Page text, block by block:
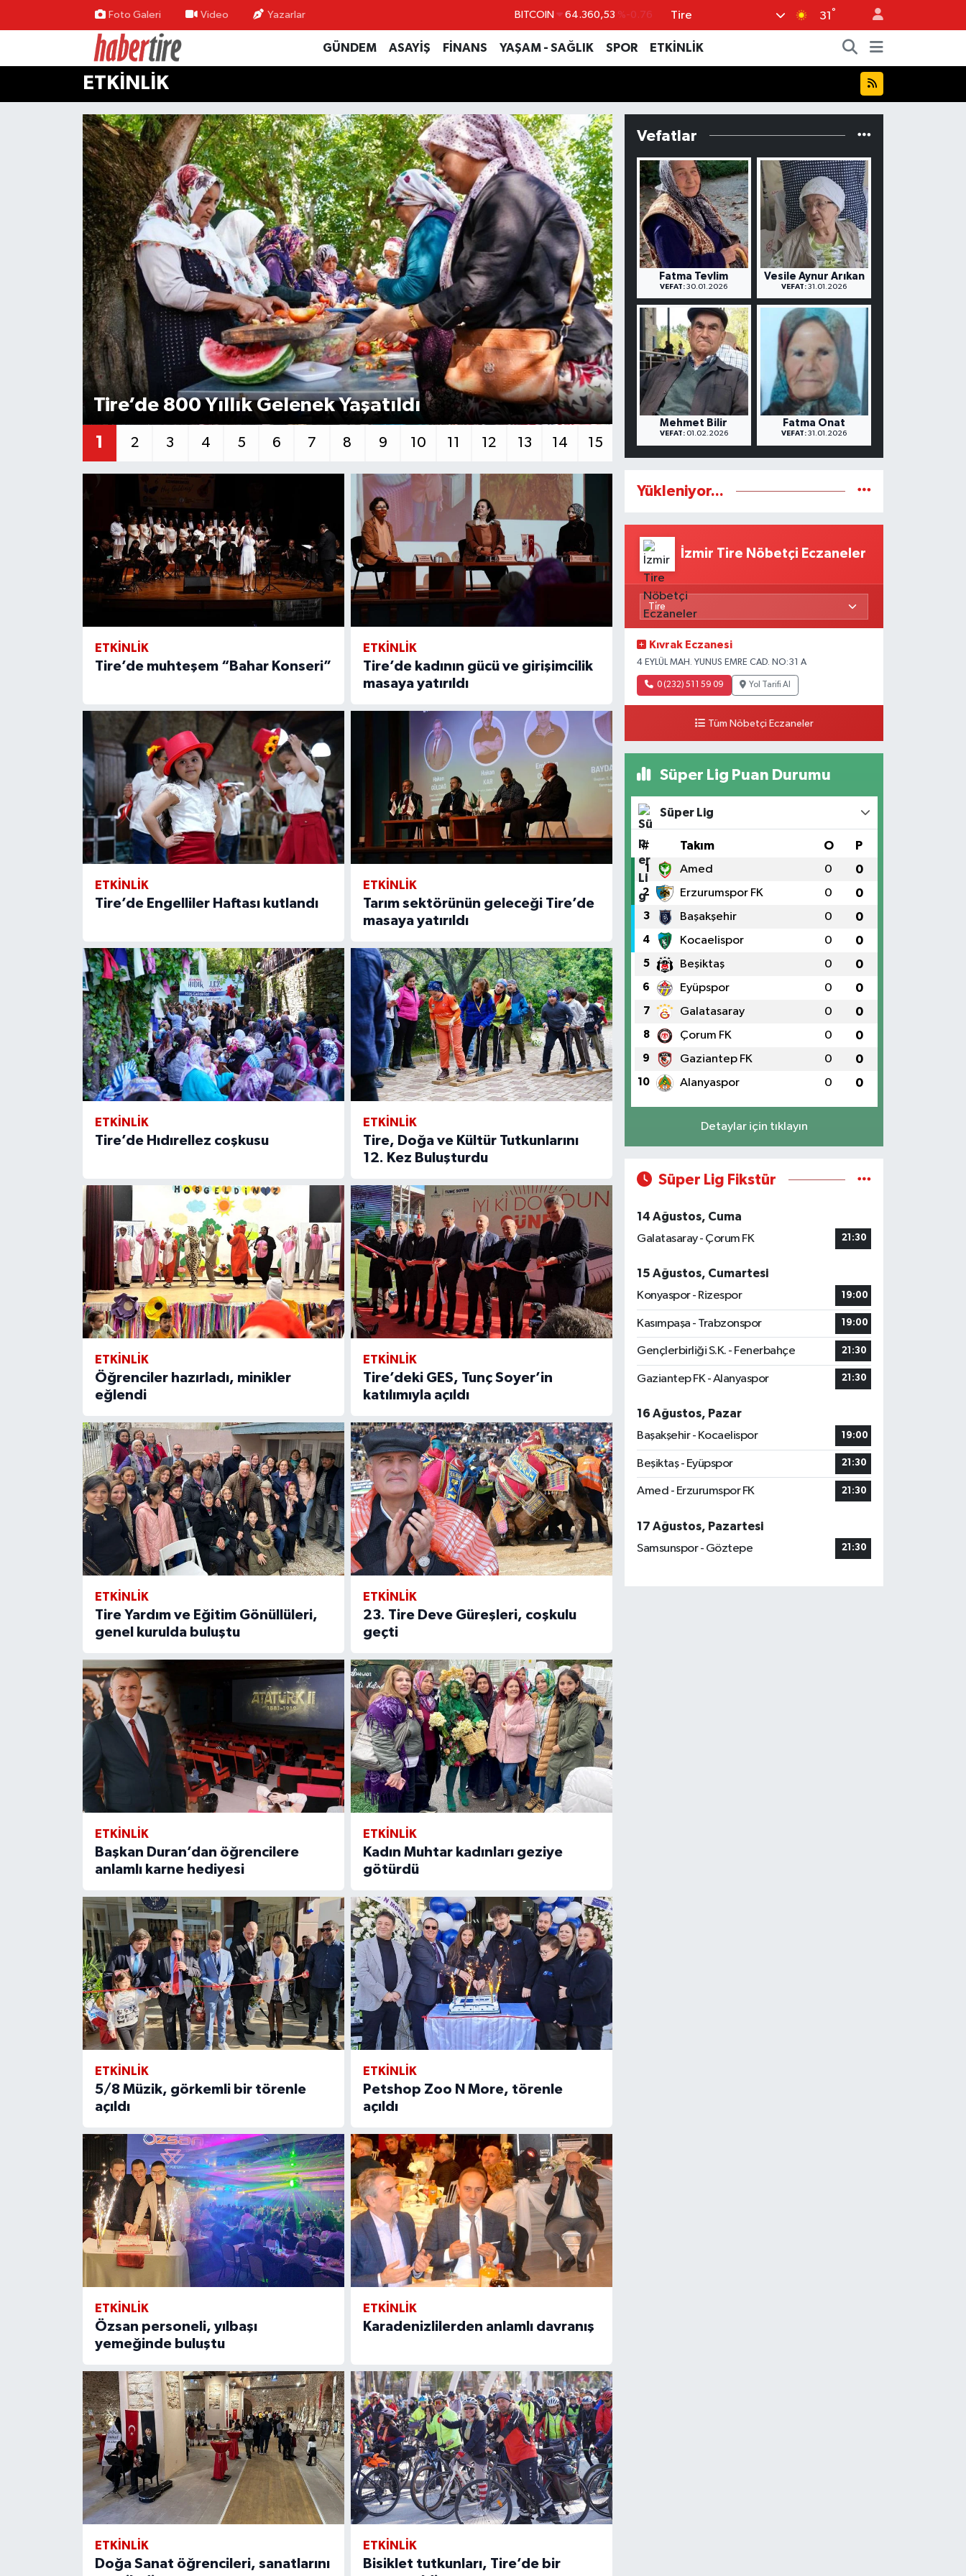
Foto Galeri Video Yazarlar DOLAR 47,7069 %0.17
EURO 55,0265 %0.01
STERLİN 64,1897 %0.02
BİST100 13.887
BITCOIN 64.360,53 %-0.76
Tire 31 °
GÜNDEM ASAYİŞ FİNANS YAŞAM - SAĞLIK SPOR ETKİNLİK
ETKİNLİK
Tire’de 800 Yıllık Gelenek Yaşatıldı Tire’de süt üreticilerine, kapsamlı
1 2 3 4 5 6 7 8 9 10 11 12 13 14 15
ETKİNLİK
Tire’de muhteşem “Bahar Konseri”
ETKİNLİK
Tire’de kadının gücü ve girişimcilik
masaya yatırıldı
ETKİNLİK
Tire’de Engelliler Haftası kutlandı
ETKİNLİK
Tarım sektörünün geleceği Tire’de
masaya yatırıldı
ETKİNLİK
Tire’de Hıdırellez coşkusu
ETKİNLİK
Tire, Doğa ve Kültür Tutkunlarını
12. Kez Buluşturdu
ETKİNLİK
Öğrenciler hazırladı, minikler
eğlendi
ETKİNLİK
Tire’deki GES, Tunç Soyer’in
katılımıyla açıldı
ETKİNLİK
Tire Yardım ve Eğitim Gönüllüleri,
genel kurulda buluştu
ETKİNLİK
23. Tire Deve Güreşleri, coşkulu
geçti
ETKİNLİK
Başkan Duran’dan öğrencilere
anlamlı karne hediyesi
ETKİNLİK
Kadın Muhtar kadınları geziye
götürdü
ETKİNLİK
5/8 Müzik, görkemli bir törenle
açıldı
ETKİNLİK
Petshop Zoo N More, törenle
açıldı
ETKİNLİK
Özsan personeli, yılbaşı
yemeğinde buluştu
ETKİNLİK
Karadenizlilerden anlamlı davranış
ETKİNLİK
Doğa Sanat öğrencileri, sanatlarını
ETKİNLİK
Bisiklet tutkunları, Tire’de bir
Vefatlar
Fatma Tevlim
VEFAT: 30.01.2026
Vesile Aynur Arıkan
VEFAT: 31.01.2026
Mehmet Bilir
VEFAT:01.02.2026
Fatma Onat
VEFAT: 31.01.2026
Yükleniyor...
İzmir Tire Nöbetçi Eczaneler
Kıvrak Eczanesi
4 EYLÜL MAH. YUNUS EMRE CAD. NO:31 A
0 (232) 511 59 09 Yol Tarifi Al
Tüm Nöbetçi Eczaneler
Süper Lig Puan Durumu
Süper Lig
# Takım O P
1 Amed 0 0
2 Erzurumspor FK 0 0
3 Başakşehir 0 0
4 Kocaelispor 0 0
5 Beşiktaş 0 0
6 Eyüpspor 0 0
7 Galatasaray 0 0
8 Çorum FK 0 0
9 Gaziantep FK 0 0
10 Alanyaspor 0 0
Detaylar için tıklayın
Süper Lig Fikstür
14 Ağustos, Cuma
Galatasaray - Çorum FK
21:30
15 Ağustos, Cumartesi
Konyaspor - Rizespor
19:00
Kasımpaşa - Trabzonspor 19:00
Gençlerbirliği S.K. - Fenerbahçe 21:30
Gaziantep FK - Alanyaspor 21:30
16 Ağustos, Pazar
Başakşehir - Kocaelispor
19:00
Beşiktaş - Eyüpspor 21:30
Amed - Erzurumspor FK 21:30
17 Ağustos, Pazartesi
Samsunspor - Göztepe
21:30
Tire Nöbetçi Eczaneler
Tire Hava Durumu
Tire Trafik Yoğunluk Haritası
Süper Lig Puan Durumu ve Fikstür
Tüm Manşetler
Son Dakika Haberleri
Haber Arşivi